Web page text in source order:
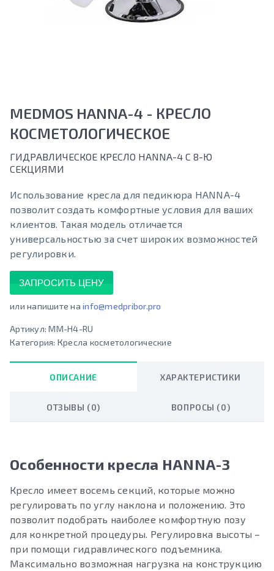
MEDMOS HANNA-4 - КРЕСЛО
КОСМЕТОЛОГИЧЕСКОЕ
ГИДРАВЛИЧЕСКОЕ КРЕСЛО HANNA-4 С 8-Ю
СЕКЦИЯМИ
Использование кресла для педикюра HANNA-4
позволит создать комфортные условия для ваших
клиентов. Такая модель отличается
универсальностью за счет широких возможностей
регулировки.
ЗАПРОСИТЬ ЦЕНУ
или напишите на info@medpribor.pro
Артикул:MM-H4-RU
Категория: Кресла косметологические
ОПИСАНИЕ ХАРАКТЕРИСТИКИ
ОТЗЫВЫ (0) ВОПРОСЫ (0)
Особенности кресла HANNA-3
Кресло имеет восемь секций, которые можно
регулировать по углу наклона и положению. Это
позволит подобрать наиболее комфортную позу
для конкретной процедуры. Регулировка высоты –
при помощи гидравлического подъемника.
Максимально возможная нагрузка на конструкцию